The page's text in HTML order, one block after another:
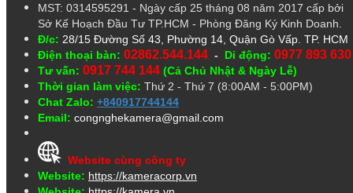
MST: 0314595291 - Ngày cấp 25 tháng 08 năm 2017 cấp bởi
Sở Kế Hoạch Đầu Tư TP.HCM - Phòng Đăng Ký Kinh Doanh.
Đ/c: 28/15 Đường Số 43, Phường 14, Quận Gò Vấp. TP. HCM
Điện thoại bàn: 02862.544.144 - Di động: 0977 893 630
Tư vấn: 0917 744 144 (Cả Chủ Nhật & Ngày Lễ)
Thời gian làm việc: Thứ 2 - Thứ 7 (8:00AM - 5:00PM)
Chat Zalo: +840917744144
Email: congnghekamera@gmail.com
Website cùng công ty
Website: https://kameracorp.vn